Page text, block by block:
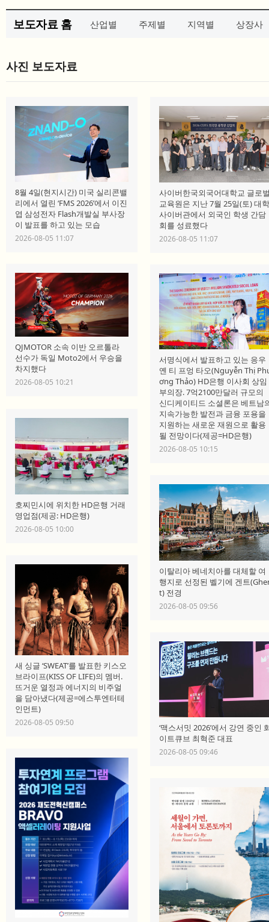
보도자료 홈 산업별 주제별 지역별 상장사
사진 보도자료
8월 4일(현지시간) 미국 실리콘밸
리에서 열린 ‘FMS 2026’에서 이진
엽 삼성전자 Flash개발실 부사장
이 발표를 하고 있는 모습
2026-08-05 11:07
사이버한국외국어대학교 글로
교육원은 지난 7월 25일(토) 대
사이버관에서 외국인 학생 간담
회를 성료했다
2026-08-05 11:07
QJMOTOR 소속 이반 오르톨라
선수가 독일 Moto2에서 우승을
차지했다
2026-08-05 10:21
서명식에서 발표하고 있는 응우
옌 티 프엉 타오(Nguyễn Thị
ơng Thảo) HD은행 이사회 상임
부의장. 7억2100만달러 규모의
신디케이티드 소셜론은 베트남
지속가능한 발전과 금융 포용을
지원하는 새로운 재원으로 활용
될 전망이다(제공=HD은행)
2026-08-05 10:15
호찌민시에 위치한 HD은행 거래
영업점(제공: HD은행)
2026-08-05 10:00
이탈리아 베네치아를 대체할 여
행지로 선정된 벨기에 겐트
t) 전경
2026-08-05 09:56
새 싱글 ‘SWEAT’를 발표한 키스오
브라이프(KISS OF LIFE)의 멤버.
뜨거운 열정과 에너지의 비주얼
을 담아냈다(제공=에스투엔터테
인먼트)
2026-08-05 09:50
‘맥스서밋 2026’에서 강연 중인
이트큐브 최혁준 대표
2026-08-05 09:46